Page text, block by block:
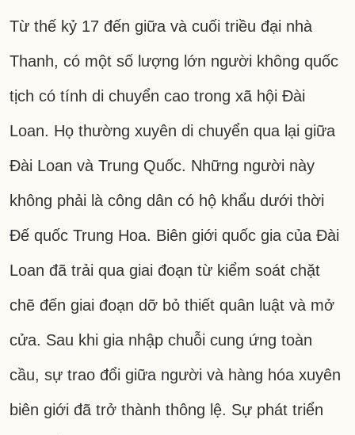
Từ thế kỷ 17 đến giữa và cuối triều đại nhà
Thanh, có một số lượng lớn người không quốc
tịch có tính di chuyển cao trong xã hội Đài
Loan. Họ thường xuyên di chuyển qua lại giữa
Đài Loan và Trung Quốc. Những người này
không phải là công dân có hộ khẩu dưới thời
Đế quốc Trung Hoa. Biên giới quốc gia của Đài
Loan đã trải qua giai đoạn từ kiểm soát chặt
chẽ đến giai đoạn dỡ bỏ thiết quân luật và mở
cửa. Sau khi gia nhập chuỗi cung ứng toàn
cầu, sự trao đổi giữa người và hàng hóa xuyên
biên giới đã trở thành thông lệ. Sự phát triển